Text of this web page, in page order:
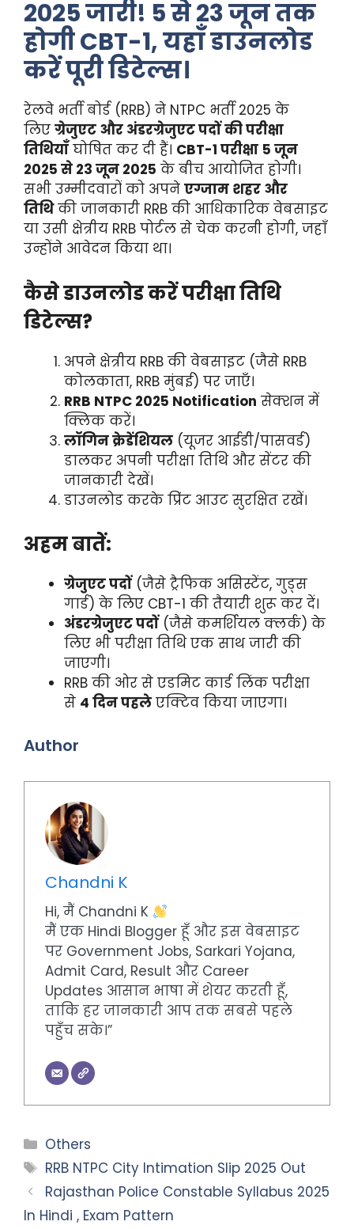
2025 जारी! 5 से 23 जून तक
होगी CBT-1, यहाँ डाउनलोड
करें पूरी डिटेल्स।
रेलवे भर्ती बोर्ड (RRB) ने NTPC भर्ती 2025 के
लिए ग्रेजुएट और अंडरग्रेजुएट पदों की परीक्षा
तिथियाँ घोषित कर दी हैं। CBT-1 परीक्षा 5 जून
2025 से 23 जून 2025 के बीच आयोजित होगी।
सभी उम्मीदवारों को अपने एग्जाम शहर और
तिथिकी जानकारी RRB की आधिकारिक वेबसाइट
या उसी क्षेत्रीय RRB पोर्टल से चेक करनी होगी, जहाँ
उन्होंने आवेदन किया था।
कैसे डाउनलोड करें परीक्षा तिथि
डिटेल्स?
अपने क्षेत्रीय RRB की वेबसाइट (जैसे RRB
कोलकाता, RRB मुंबई) पर जाएँ।
RRB NTPC 2025 Notification सेक्शन में
क्लिक करें।
लॉगिन क्रेडेंशियल (यूजर आईडी/पासवर्ड)
डालकर अपनी परीक्षा तिथि और सेंटर की
जानकारी देखें।
डाउनलोड करके प्रिंट आउट सुरक्षित रखें।
अहम बातें:
ग्रेजुएट पदों (जैसे ट्रैफिक असिस्टेंट, गुड्स
गार्ड) के लिए CBT-1 की तैयारी शुरू कर दें।
अंडरग्रेजुएट पदों (जैसे कमर्शियल क्लर्क) के
लिए भी परीक्षा तिथि एक साथ जारी की
जाएगी।
RRB की ओर से एडमिट कार्ड लिंक परीक्षा
से 4 दिन पहले एक्टिव किया जाएगा।
Author
Chandni K
Hi, मैं Chandni K
मैं एक Hindi Blogger हूँ और इस वेबसाइट
पर Government Jobs, Sarkari Yojana,
Admit Card, Result और Career
Updates आसान भाषा में शेयर करती हूँ,
ताकि हर जानकारी आप तक सबसे पहले
पहुँच सके।”
Categories
Others
Tags
RRB NTPC City Intimation Slip 2025 Out
Rajasthan Police Constable Syllabus 2025
In Hindi , Exam Pattern